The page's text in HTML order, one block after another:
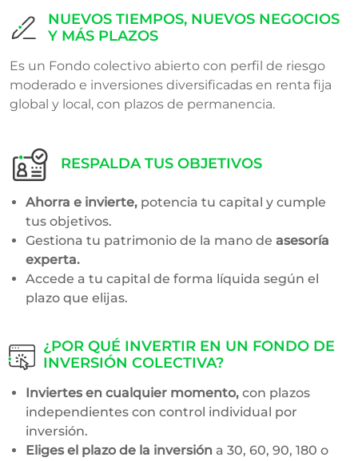
NUEVOS TIEMPOS, NUEVOS NEGOCIOS
Y MÁS PLAZOS​
Es un Fondo colectivo abierto con perfil de riesgo
moderado e inversiones diversificadas en renta fija
global y local, con plazos de permanencia.
RESPALDA TUS OBJETIVOS
Ahorra e invierte, potencia tu capital y cumple
tus objetivos.
Gestiona tu patrimonio de la mano de asesoría
experta.
Accede a tu capital de forma líquida según el
plazo que elijas.
¿POR QUÉ INVERTIR EN UN FONDO DE
INVERSIÓN COLECTIVA?
Inviertes en cualquier momento, con plazos
independientes con control individual por
inversión.
Eliges el plazo de la inversión a 30, 60, 90, 180 o